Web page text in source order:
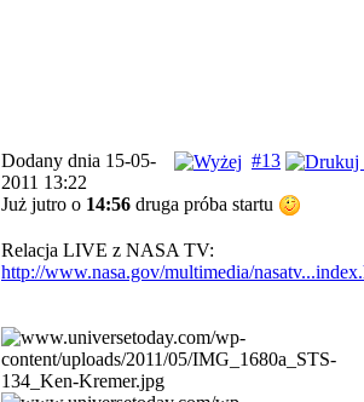
#13
Dodany dnia 15-05-
2011 13:22
Już jutro o 14:56 druga próba startu
Relacja LIVE z NASA TV:
http://www.nasa.gov/multimedia/